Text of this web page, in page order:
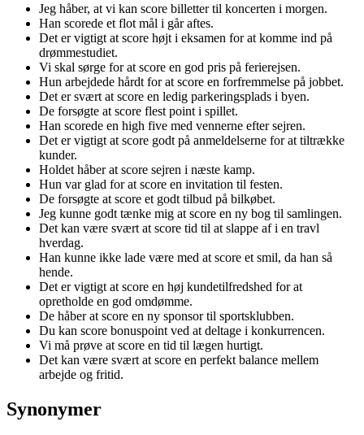
Jeg håber, at vi kan score billetter til koncerten i morgen.
Han scorede et flot mål i går aftes.
Det er vigtigt at score højt i eksamen for at komme ind på
drømmestudiet.
Vi skal sørge for at score en god pris på ferierejsen.
Hun arbejdede hårdt for at score en forfremmelse på jobbet.
Det er svært at score en ledig parkeringsplads i byen.
De forsøgte at score flest point i spillet.
Han scorede en high five med vennerne efter sejren.
Det er vigtigt at score godt på anmeldelserne for at tiltrække
kunder.
Holdet håber at score sejren i næste kamp.
Hun var glad for at score en invitation til festen.
De forsøgte at score et godt tilbud på bilkøbet.
Jeg kunne godt tænke mig at score en ny bog til samlingen.
Det kan være svært at score tid til at slappe af i en travl
hverdag.
Han kunne ikke lade være med at score et smil, da han så
hende.
Det er vigtigt at score en høj kundetilfredshed for at
opretholde en god omdømme.
De håber at score en ny sponsor til sportsklubben.
Du kan score bonuspoint ved at deltage i konkurrencen.
Vi må prøve at score en tid til lægen hurtigt.
Det kan være svært at score en perfekt balance mellem
arbejde og fritid.
Synonymer